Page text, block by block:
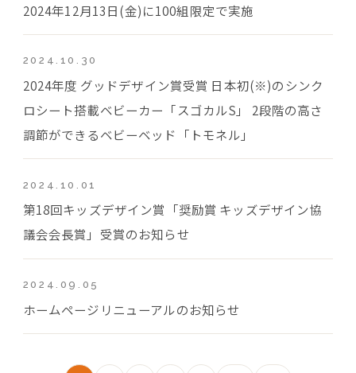
2024年12月13日(金)に100組限定で実施
2024.10.30
2024年度 グッドデザイン賞受賞 日本初(※)のシンク
ロシート搭載ベビーカー「スゴカルS」 2段階の高さ
調節ができるベビーベッド「トモネル」
2024.10.01
第18回キッズデザイン賞「奨励賞 キッズデザイン協
議会会長賞」受賞のお知らせ
2024.09.05
ホームページリニューアルのお知らせ